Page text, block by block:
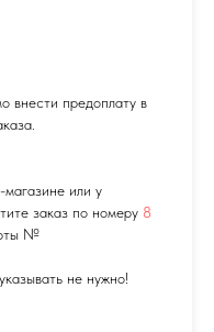
внести предоплату в
или у
заказ по номеру 8
№
не нужно!